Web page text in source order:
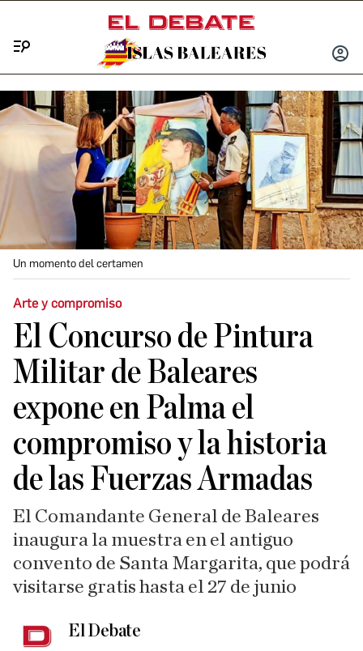
INICIAR
Un momento del certamen
Arte y compromiso
El Concurso de Pintura
Militar de Baleares
expone en Palma el
compromiso y la historia
de las Fuerzas Armadas
El Comandante General de Baleares
inaugura la muestra en el antiguo
convento de Santa Margarita, que podrá
visitarse gratis hasta el 27 de junio
El Debate